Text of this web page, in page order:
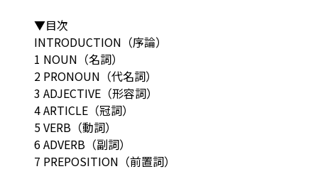
▼目次
INTRODUCTION（序論）
1 NOUN（名詞）
2 PRONOUN（代名詞）
3 ADJECTIVE（形容詞）
4 ARTICLE（冠詞）
5 VERB（動詞）
6 ADVERB（副詞）
7 PREPOSITION（前置詞）